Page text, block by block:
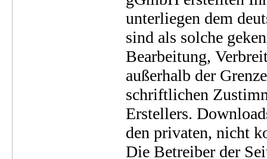
unterliegen dem
sind als solche
Bearbeitung,
außerhalb der
schriftlichen
Erstellers.
den privaten, nicht
Die Betreiber der